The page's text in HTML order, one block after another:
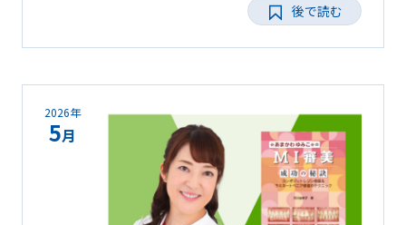
後で読む
2026年
5月